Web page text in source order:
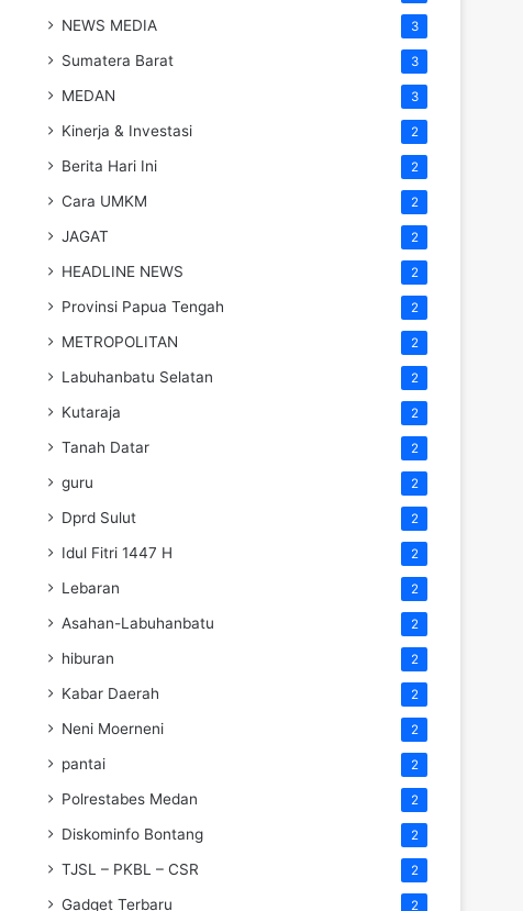
NEWS MEDIA 3
Sumatera Barat 3
MEDAN 3
Kinerja & Investasi 2
Berita Hari Ini 2
Cara UMKM 2
JAGAT 2
HEADLINE NEWS 2
Provinsi Papua Tengah 2
METROPOLITAN 2
Labuhanbatu Selatan 2
Kutaraja 2
Tanah Datar 2
guru 2
Dprd Sulut 2
Idul Fitri 1447 H 2
Lebaran 2
Asahan-Labuhanbatu 2
hiburan 2
Kabar Daerah 2
Neni Moerneni 2
pantai 2
Polrestabes Medan 2
Diskominfo Bontang 2
TJSL – PKBL – CSR 2
Gadget Terbaru 2